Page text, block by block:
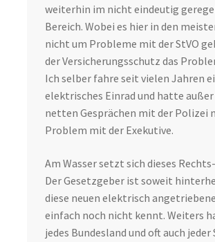
weiterhin im nicht eindeutig
Bereich. Wobei es hier in den
nicht um Probleme mit der StVO
der Versicherungsschutz das
Ich selber fahre seit vielen Jahren
elektrisches Einrad und hatte
netten Gesprächen mit der Polizei
Problem mit der Exekutive.
Am Wasser setzt sich dieses
Der Gesetzgeber ist soweit
diese neuen elektrisch
einfach noch nicht kennt. Weiters
jedes Bundesland und oft auch jeder